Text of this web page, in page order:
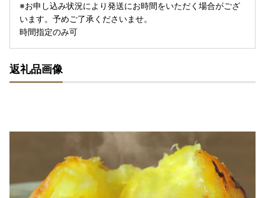
※お申し込み状況により発送にお時間をいただく場合がござ
います。予めご了承くださいませ。
時間指定のみ可
返礼品画像